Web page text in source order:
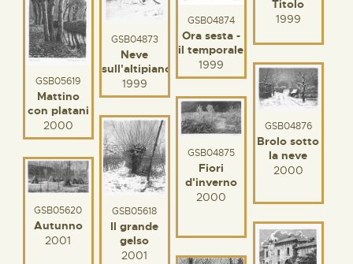
Titolo
1999
GSB04874
Ora sesta -
il temporale
1999
GSB04873
Neve
sull'altipiano
1999
GSB05619
Mattino
con platani
2000
GSB04876
Brolo sotto
la neve
2000
GSB04875
Fiori
d'inverno
2000
GSB05618
Il grande
gelso
2001
GSB05620
Autunno
2001